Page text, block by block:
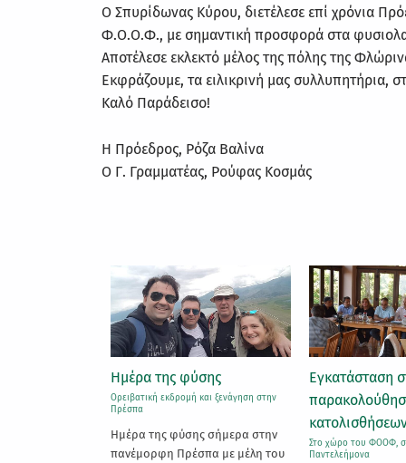
Ο Σπυρίδωνας Κύρου, διετέλεσε επί χρόνια
Φ.Ο.Ο.Φ., με σημαντική προσφορά στα
Αποτέλεσε εκλεκτό μέλος της πόλης της
Εκφράζουμε, τα ειλικρινή μας συλλυπητήρια,
Καλό Παράδεισο!
Η Πρόεδρος, Ρόζα Βαλίνα
Ο Γ. Γραμματέας, Ρούφας Κοσμάς
Εγκατάσταση σταθμού
παρακολούθησης των
Στο χώρο του ΦΟΟΦ, στο λόφο του Αγίου
Παντελεήμονα
Εργασίες
εκκλησάκι του
Νικολάου
Στο καταφύγιο του